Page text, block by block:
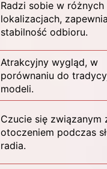
Radzi sobie w różnych
lokalizacjach,
stabilność odbioru.
Atrakcyjny wygląd, w
porównaniu do
modeli.
Czucie się związanym
otoczeniem podczas
radia.